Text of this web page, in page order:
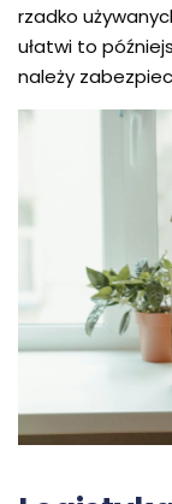
rzadko
ułatwi to
należy